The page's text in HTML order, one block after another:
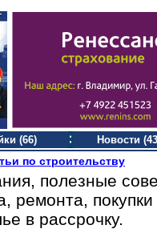
(66) Новости
по строительству
полезные
ремонта,
в рассрочку.